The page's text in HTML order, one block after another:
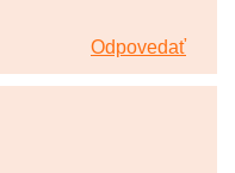
Odpovedať